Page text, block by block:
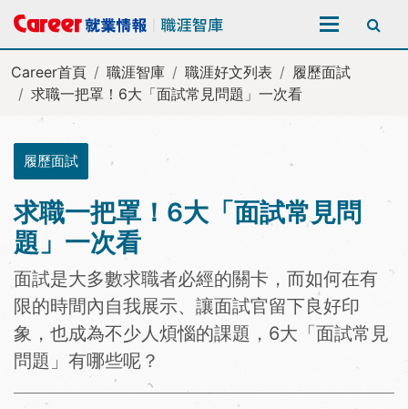
全站搜尋
Career首頁 職涯智庫 職涯好文列表
履歷面試
求職一把罩！6大「面試常見問題」一次看
履歷面試
求職一把罩！6大「面試常見問
題」一次看
面試是大多數求職者必經的關卡，而如何在有
限的時間內自我展示、讓面試官留下良好印
象，也成為不少人煩惱的課題，6大「面試常見
問題」有哪些呢？